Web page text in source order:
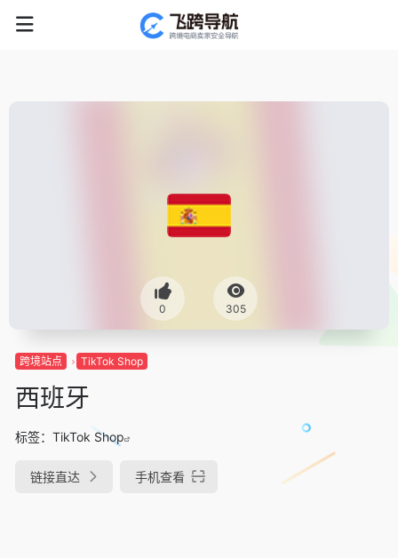
0 305
跨境站点 TikTok Shop
西班牙
标签： TikTok Shop
链接直达 手机查看